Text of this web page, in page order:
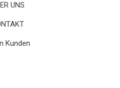
UNS
Kunden